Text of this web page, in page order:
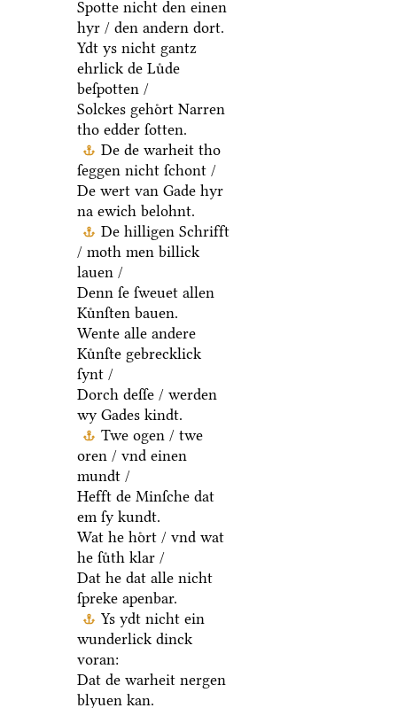
Spotte nicht den einen
hyr / den andern dort.
Ydt ys nicht gantz
ehrlick de Luͤde
beſpotten /
Solckes gehoͤrt Narren
tho edder ſotten.
De de warheit tho
ſeggen nicht ſchont /
De wert van Gade hyr
na ewich belohnt.
De hilligen Schrifft
/ moth men billick
lauen /
Denn ſe ſweuet allen
Kuͤnſten bauen.
Wente alle andere
Kuͤnſte gebrecklick
ſynt /
Dorch deſſe / werden
wy Gades kindt.
Twe ogen / twe
oren / vnd einen
mundt /
Hefft de Minſche dat
em ſy kundt.
Wat he hoͤrt / vnd wat
he ſuͤth klar /
Dat he dat alle nicht
ſpreke apenbar.
Ys ydt nicht ein
wunderlick dinck
voran:
Dat de warheit nergen
blyuen kan.